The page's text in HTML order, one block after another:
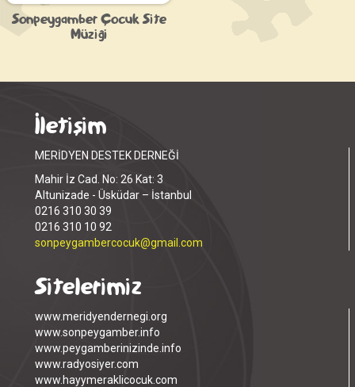
Sonpeygamber Çocuk Site
Müziği
İletişim
MERİDYEN DESTEK DERNEĞİ
Mahir İz Cad. No: 26 Kat: 3
Altunizade - Üsküdar – İstanbul
0216 310 30 39
0216 310 10 92
sonpeygambercocuk@gmail.com
Sitelerimiz
www.meridyendernegi.org
www.sonpeygamber.info
www.peygamberinizinde.info
www.radyosiyer.com
www.hayymeraklicocuk.com